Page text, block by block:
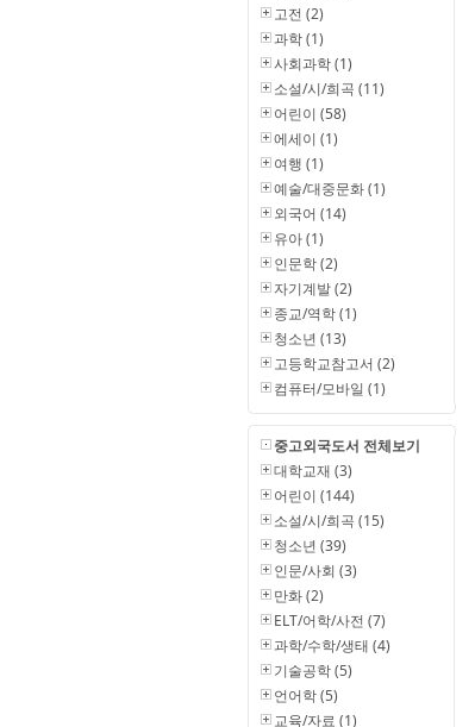
고전 (2)
과학 (1)
사회과학 (1)
소설/시/희곡 (11)
어린이 (58)
에세이 (1)
여행 (1)
예술/대중문화 (1)
외국어 (14)
유아 (1)
인문학 (2)
자기계발 (2)
종교/역학 (1)
청소년 (13)
고등학교참고서 (2)
컴퓨터/모바일 (1)
중고외국도서 전체보기
대학교재 (3)
어린이 (144)
소설/시/희곡 (15)
청소년 (39)
인문/사회 (3)
만화 (2)
ELT/어학/사전 (7)
과학/수학/생태 (4)
기술공학 (5)
언어학 (5)
교육/자료 (1)